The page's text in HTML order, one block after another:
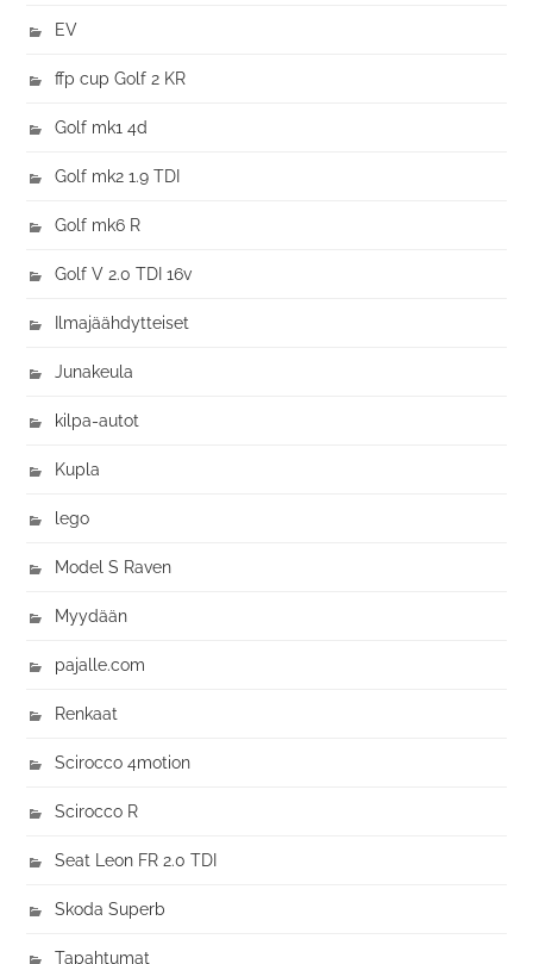
EV
ffp cup Golf 2 KR
Golf mk1 4d
Golf mk2 1.9 TDI
Golf mk6 R
Golf V 2.0 TDI 16v
Ilmajäähdytteiset
Junakeula
kilpa-autot
Kupla
lego
Model S Raven
Myydään
pajalle.com
Renkaat
Scirocco 4motion
Scirocco R
Seat Leon FR 2.0 TDI
Skoda Superb
Tapahtumat